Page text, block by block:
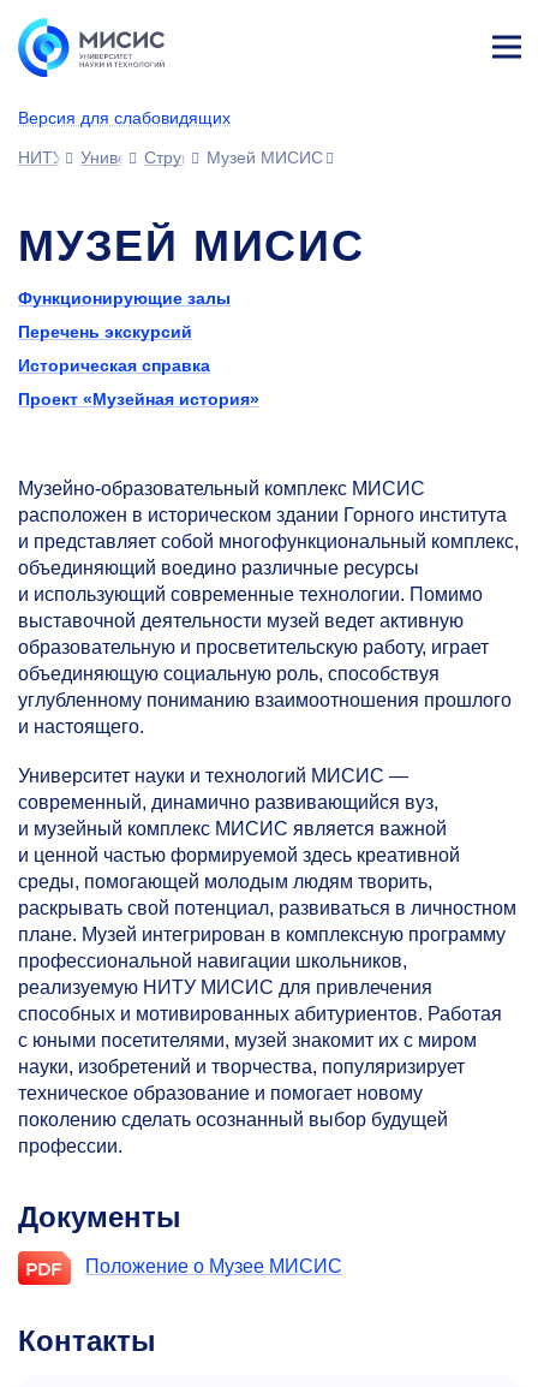
Версия для слабовидящих
НИТУ МИСИСУниверситетСтруктура университета
Музей МИСИС
МУЗЕЙ МИСИС
Функционирующие залы
Перечень экскурсий
Историческая справка
Проект «Музейная история»
Музейно-образовательный комплекс МИСИС
расположен в историческом здании Горного института
и представляет собой многофункциональный комплекс,
объединяющий воедино различные ресурсы
и использующий современные технологии. Помимо
выставочной деятельности музей ведет активную
образовательную и просветительскую работу, играет
объединяющую социальную роль, способствуя
углубленному пониманию взаимоотношения прошлого
и настоящего.
Университет науки и технологий МИСИС —
современный, динамично развивающийся вуз,
и музейный комплекс МИСИС является важной
и ценной частью формируемой здесь креативной
среды, помогающей молодым людям творить,
раскрывать свой потенциал, развиваться в личностном
плане. Музей интегрирован в комплексную программу
профессиональной навигации школьников,
реализуемую НИТУ МИСИС для привлечения
способных и мотивированных абитуриентов. Работая
с юными посетителями, музей знакомит их с миром
науки, изобретений и творчества, популяризирует
техническое образование и помогает новому
поколению сделать осознанный выбор будущей
профессии.
Документы
Положение о Музее МИСИС
Контакты